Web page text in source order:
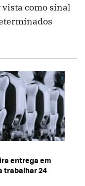
vista como sinal
entrega em
trabalhar 24